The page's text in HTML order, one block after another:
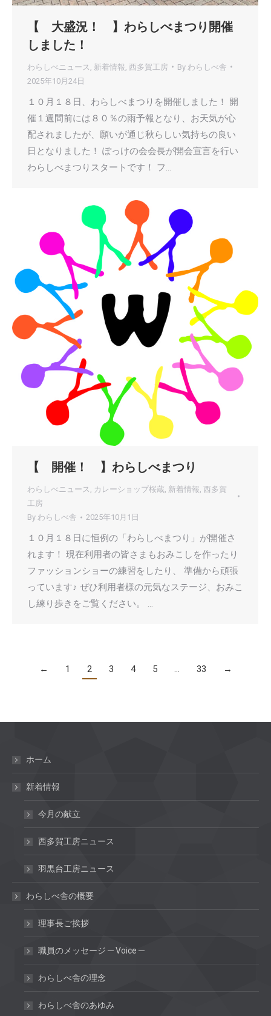
【 大盛況！ 】わらしべまつり開催
しました！
わらしべニュース 新着情報 西多賀工房 By わらしべ舎
2025年10月24日
１０月１８日、わらしべまつりを開催しました！ 開
催１週間前には８０％の雨予報となり、お天気が心
配されましたが、願いが通じ秋らしい気持ちの良い
日となりました！ ぽっけの会会長が開会宣言を行い
わらしべまつりスタートです！ フ…
【 開催！ 】わらしべまつり
わらしべニュース , カレーショップ桜蔵, 新着情報, 西多賀
工房
By わらしべ舎 2025年10月1日
１０月１８日に恒例の「わらしべまつり」が開催さ
れます！ 現在利用者の皆さまもおみこしを作ったり
ファッションショーの練習をしたり、 準備から頑張
っています♪ ぜひ利用者様の元気なステージ、おみこ
し練り歩きをご覧ください。 …
← 1 2 3 4 5 … 33 →
ホーム
新着情報
今月の献立
西多賀工房ニュース
羽黒台工房ニュース
わらしべ舎の概要
理事長ご挨拶
職員のメッセージ ─ Voice ─
わらしべ舎の理念
わらしべ舎のあゆみ